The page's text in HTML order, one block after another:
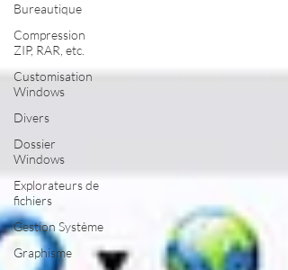
Bureautique
Compression
ZIP, RAR, etc.
Customisation
Windows
Divers
Dossier
Windows
Explorateurs de
fichiers
Gestion Système
Graphisme